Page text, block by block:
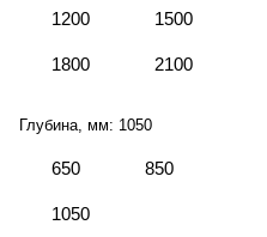
1200 1500
1800 2100
Глубина, мм: 1050
650 850
1050